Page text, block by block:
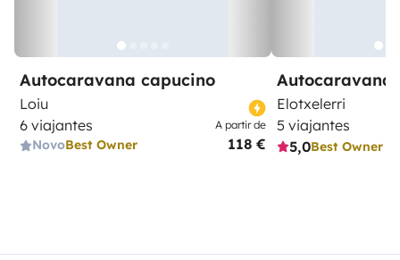
Autocaravana capucino
Loiu
6 viajantes
NovoBest Owner
A partir de
118 €
Elotxelerri
5 viajantes
5,0Best Owner